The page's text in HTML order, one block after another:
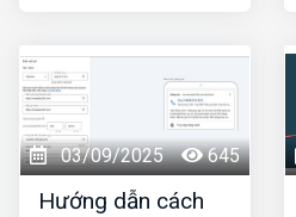
cách chạy quảng cáo
GDN trên
YouTube
hiệu quả nhé
! 03/09/2025 645
Hướng dẫn cách